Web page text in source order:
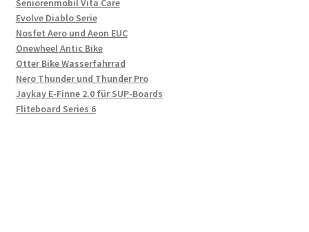
Seniorenmobil Vita Care
Evolve Diablo Serie
Nosfet Aero und Aeon EUC
Onewheel Antic Bike
Otter Bike Wasserfahrrad
Nero Thunder und Thunder Pro
Jaykay E-Finne 2.0 für SUP-Boards
Fliteboard Series 6